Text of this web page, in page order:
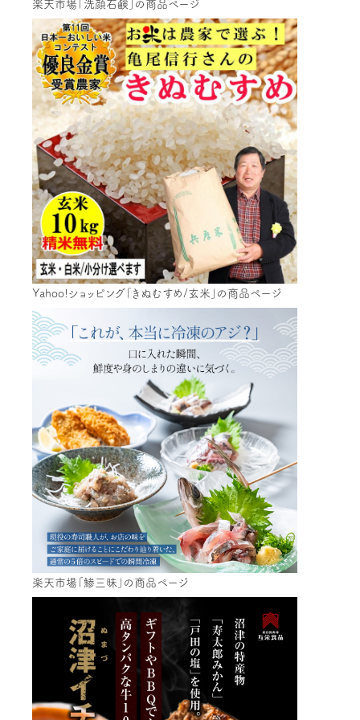
楽天市場「洗顔石鹸」の商品ページ
Yahoo!ショッピング「きぬむすめ/玄米」の商品ページ
楽天市場「鯵三昧」の商品ページ